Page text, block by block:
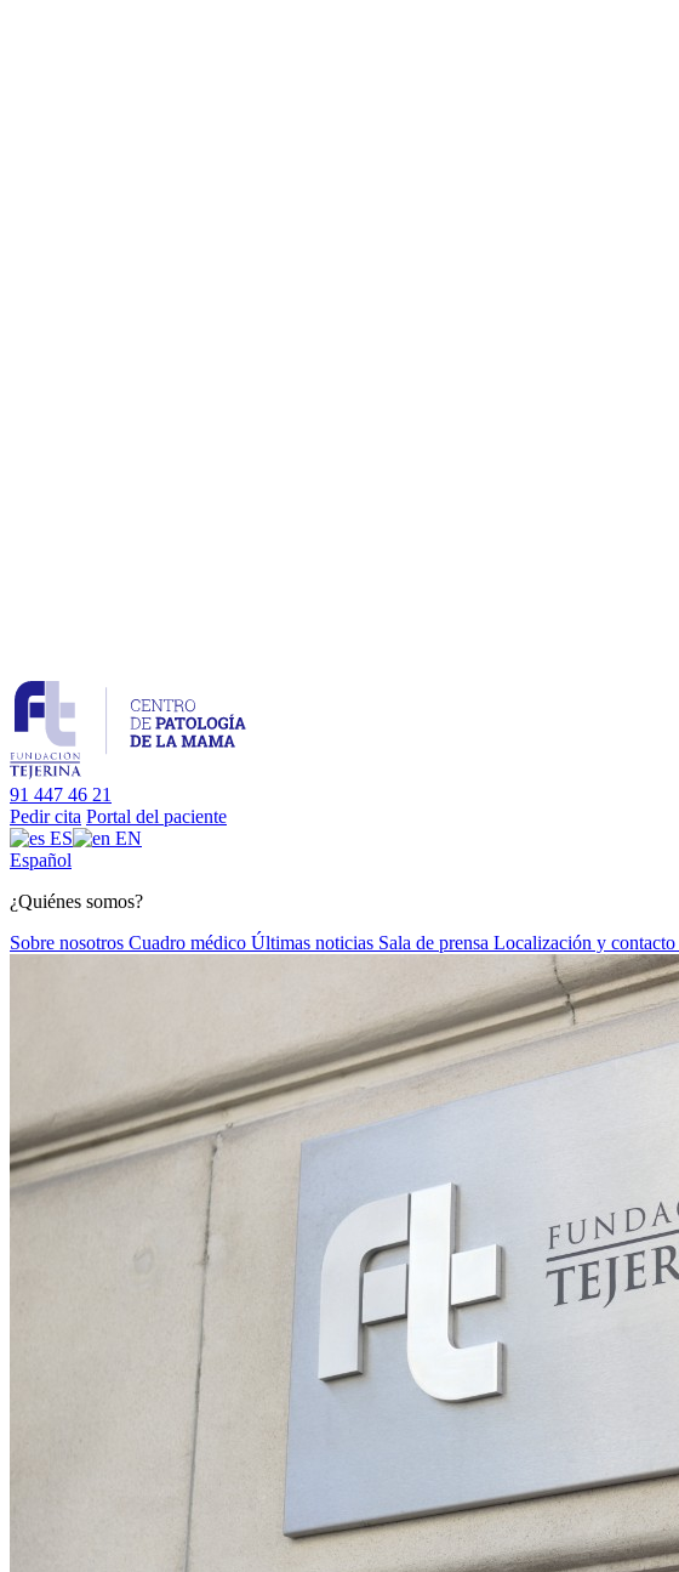
91 447 46 21
Pedir cita Portal del paciente
ES
EN
Español
¿Quiénes somos?
Sobre nosotros Cuadro médico Últimas noticias Sala de prensa Localización y contacto